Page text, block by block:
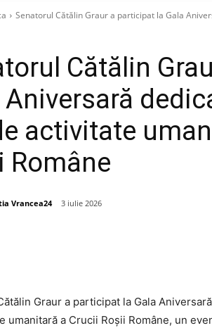
Senatorul Cătălin Graur a participat la Gala
Cătălin
Aniversară
activitate
Române
Vrancea24 3 iulie 2026
Graur a participat la Gala
umanitară a Crucii Roșii Române, un